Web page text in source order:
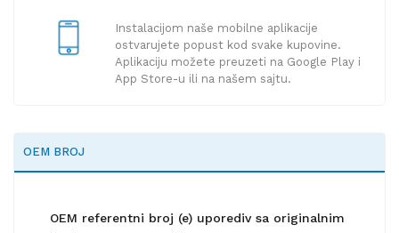
Instalacijom naše mobilne aplikacije
ostvarujete popust kod svake kupovine.
Aplikaciju možete preuzeti na Google Play i
App Store-u ili na našem sajtu.
OEM BROJ
OEM referentni broj (e) uporediv sa originalnim